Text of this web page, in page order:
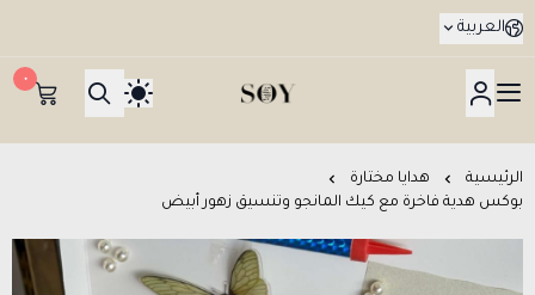
العربية
هدايا جدة SOY Gifts بتوصيل في نفس اليوم
٠
الرئيسية
هدايا مختارة
بوكس هدية فاخرة مع كيك المانجو وتنسيق زهور أبيض